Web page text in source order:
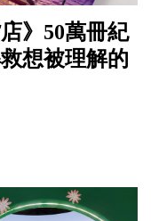
》50萬冊紀
想被理解的